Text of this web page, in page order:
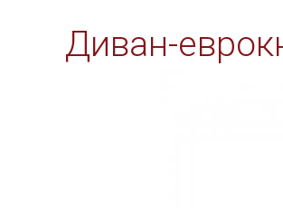
Диван-